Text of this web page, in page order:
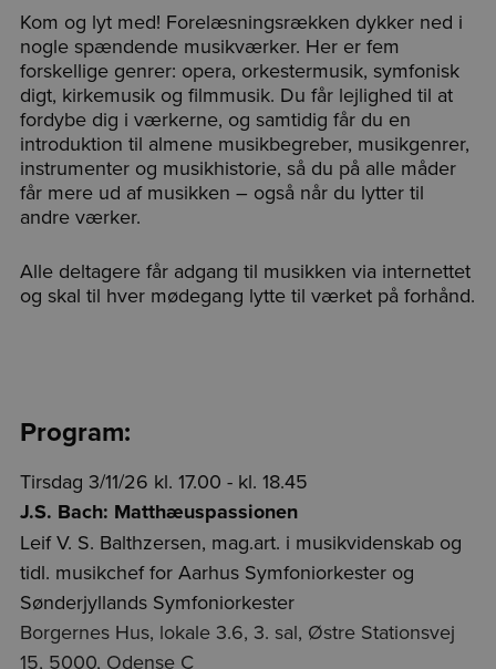
Kom og lyt med! Forelæsningsrækken dykker ned i
nogle spændende musikværker. Her er fem
forskellige genrer: opera, orkestermusik, symfonisk
digt, kirkemusik og filmmusik. Du får lejlighed til at
fordybe dig i værkerne, og samtidig får du en
introduktion til almene musikbegreber, musikgenrer,
instrumenter og musikhistorie, så du på alle måder
får mere ud af musikken – også når du lytter til
andre værker.
Alle deltagere får adgang til musikken via internettet
og skal til hver mødegang lytte til værket på forhånd.
Program:
Tirsdag 3/11/26 kl. 17.00 - kl. 18.45
J.S. Bach: Matthæuspassionen
Leif V. S. Balthzersen, mag.art. i musikvidenskab og
tidl. musikchef for Aarhus Symfoniorkester og
Sønderjyllands Symfoniorkester
Borgernes Hus, lokale 3.6, 3. sal, Østre Stationsvej
15, 5000, Odense C